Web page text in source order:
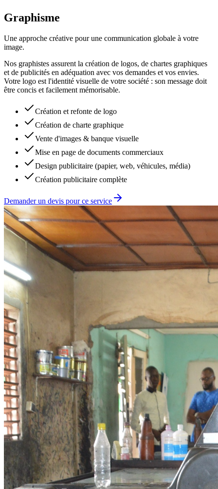
Graphisme
Une approche créative pour une communication globale à votre
image.
Nos graphistes assurent la création de logos, de chartes graphiques
et de publicités en adéquation avec vos demandes et vos envies.
Votre logo est l'identité visuelle de votre société : son message doit
être concis et facilement mémorisable.
Création et refonte de logo
Création de charte graphique
Vente d'images & banque visuelle
Mise en page de documents commerciaux
Design publicitaire (papier, web, véhicules, média)
Création publicitaire complète
Demander un devis pour ce service